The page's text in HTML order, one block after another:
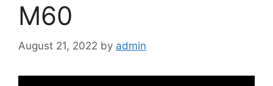
M60
August 21, 2022 by admin